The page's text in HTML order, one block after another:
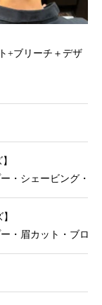
+ブリーチ＋デザ
・シェービング・
・眉カット・ブロ